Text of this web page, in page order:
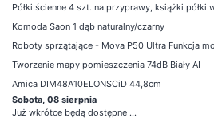
Półki ścienne 4 szt. na przyprawy, książki półki
Komoda Saon 1 dąb naturalny/czarny
Roboty sprzątające - Mova P50 Ultra Funkcja
Tworzenie mapy pomieszczenia 74dB Biały AI
Amica DIM48A10ELONSCiD 44,8cm
Sobota, 08 sierpnia
Już wkrótce będą dostępne ...